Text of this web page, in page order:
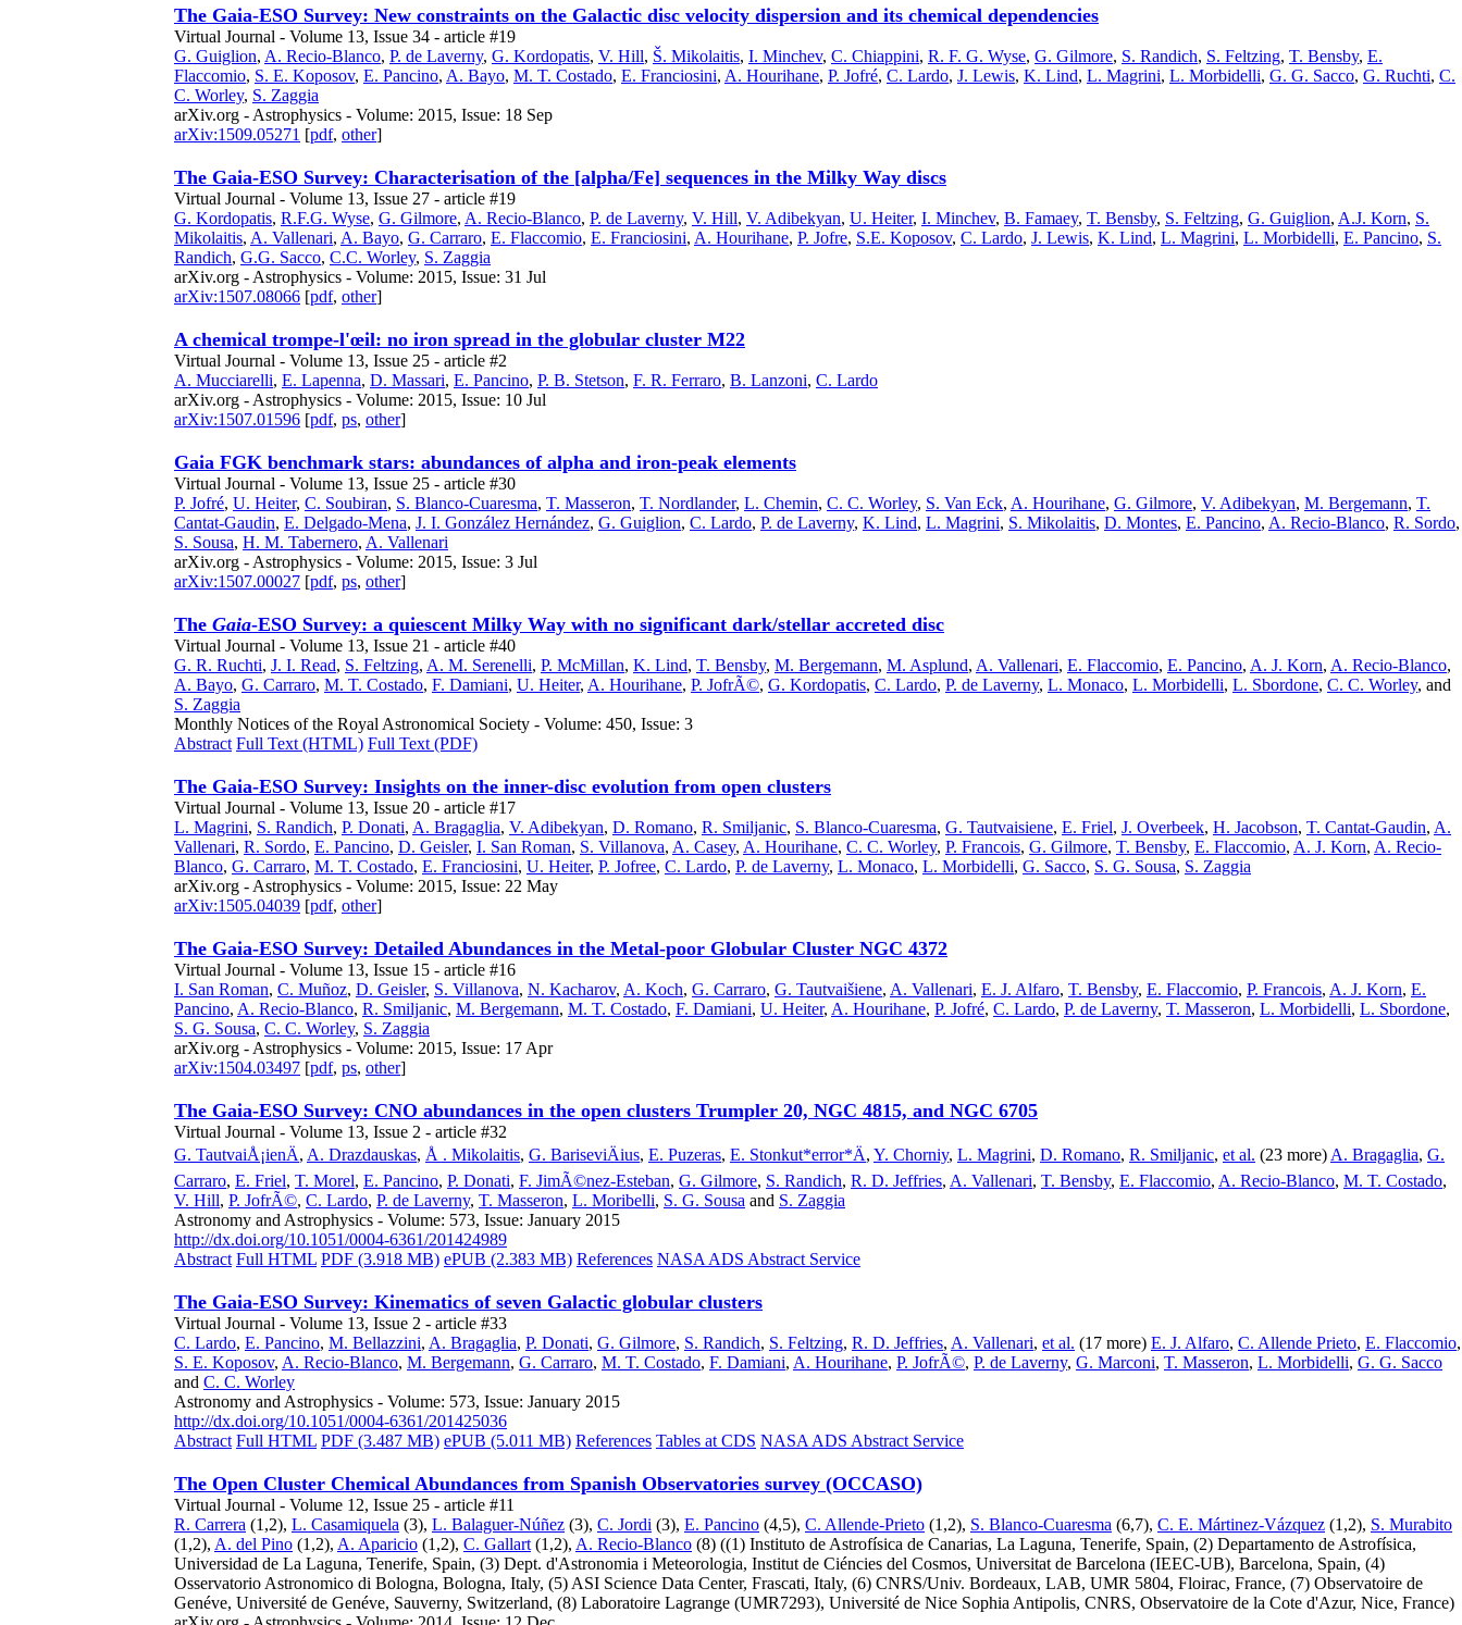
The Gaia-ESO Survey: New constraints on the Galactic disc velocity dispersion and its chemical dependencies
Virtual Journal - Volume 13, Issue 34 - article #19
G. Guiglion, A. Recio-Blanco, P. de Laverny, G. Kordopatis, V. Hill, Š. Mikolaitis, I. Minchev, C. Chiappini, R. F. G. Wyse, G. Gilmore, S. Randich, S. Feltzing, T. Bensby, E.
Flaccomio, S. E. Koposov, E. Pancino, A. Bayo, M. T. Costado, E. Franciosini, A. Hourihane, P. Jofré, C. Lardo, J. Lewis, K. Lind, L. Magrini, L. Morbidelli, G. G. Sacco, G. Ruchti, C.
C. Worley, S. Zaggia
arXiv.org - Astrophysics - Volume: 2015, Issue: 18 Sep
arXiv:1509.05271 [pdf, other]
The Gaia-ESO Survey: Characterisation of the [alpha/Fe] sequences in the Milky Way discs
Virtual Journal - Volume 13, Issue 27 - article #19
G. Kordopatis, R.F.G. Wyse, G. Gilmore, A. Recio-Blanco, P. de Laverny, V. Hill, V. Adibekyan, U. Heiter, I. Minchev, B. Famaey, T. Bensby, S. Feltzing, G. Guiglion, A.J. Korn, S.
Mikolaitis, A. Vallenari, A. Bayo, G. Carraro, E. Flaccomio, E. Franciosini, A. Hourihane, P. Jofre, S.E. Koposov, C. Lardo, J. Lewis, K. Lind, L. Magrini, L. Morbidelli, E. Pancino, S.
Randich, G.G. Sacco, C.C. Worley, S. Zaggia
arXiv.org - Astrophysics - Volume: 2015, Issue: 31 Jul
arXiv:1507.08066 [pdf, other]
A chemical trompe-l'œil: no iron spread in the globular cluster M22
Virtual Journal - Volume 13, Issue 25 - article #2
A. Mucciarelli, E. Lapenna, D. Massari, E. Pancino, P. B. Stetson, F. R. Ferraro, B. Lanzoni, C. Lardo
arXiv.org - Astrophysics - Volume: 2015, Issue: 10 Jul
arXiv:1507.01596 [pdf, ps, other]
Gaia FGK benchmark stars: abundances of alpha and iron-peak elements
Virtual Journal - Volume 13, Issue 25 - article #30
P. Jofré, U. Heiter, C. Soubiran, S. Blanco-Cuaresma, T. Masseron, T. Nordlander, L. Chemin, C. C. Worley, S. Van Eck, A. Hourihane, G. Gilmore, V. Adibekyan, M. Bergemann, T.
Cantat-Gaudin, E. Delgado-Mena, J. I. González Hernández, G. Guiglion, C. Lardo, P. de Laverny, K. Lind, L. Magrini, S. Mikolaitis, D. Montes, E. Pancino, A. Recio-Blanco, R. Sordo,
S. Sousa, H. M. Tabernero, A. Vallenari
arXiv.org - Astrophysics - Volume: 2015, Issue: 3 Jul
arXiv:1507.00027 [pdf, ps, other]
The Gaia-ESO Survey: a quiescent Milky Way with no significant dark/stellar accreted disc
Virtual Journal - Volume 13, Issue 21 - article #40
G. R. Ruchti, J. I. Read, S. Feltzing, A. M. Serenelli, P. McMillan, K. Lind, T. Bensby, M. Bergemann, M. Asplund, A. Vallenari, E. Flaccomio, E. Pancino, A. J. Korn, A. Recio-Blanco,
A. Bayo, G. Carraro, M. T. Costado, F. Damiani, U. Heiter, A. Hourihane, P. JofrÃ©, G. Kordopatis, C. Lardo, P. de Laverny, L. Monaco, L. Morbidelli, L. Sbordone, C. C. Worley, and
S. Zaggia
Monthly Notices of the Royal Astronomical Society - Volume: 450, Issue: 3
Abstract Full Text (HTML) Full Text (PDF)
The Gaia-ESO Survey: Insights on the inner-disc evolution from open clusters
Virtual Journal - Volume 13, Issue 20 - article #17
L. Magrini, S. Randich, P. Donati, A. Bragaglia, V. Adibekyan, D. Romano, R. Smiljanic, S. Blanco-Cuaresma, G. Tautvaisiene, E. Friel, J. Overbeek, H. Jacobson, T. Cantat-Gaudin, A.
Vallenari, R. Sordo, E. Pancino, D. Geisler, I. San Roman, S. Villanova, A. Casey, A. Hourihane, C. C. Worley, P. Francois, G. Gilmore, T. Bensby, E. Flaccomio, A. J. Korn, A. Recio-
Blanco, G. Carraro, M. T. Costado, E. Franciosini, U. Heiter, P. Jofree, C. Lardo, P. de Laverny, L. Monaco, L. Morbidelli, G. Sacco, S. G. Sousa, S. Zaggia
arXiv.org - Astrophysics - Volume: 2015, Issue: 22 May
arXiv:1505.04039 [pdf, other]
The Gaia-ESO Survey: Detailed Abundances in the Metal-poor Globular Cluster NGC 4372
Virtual Journal - Volume 13, Issue 15 - article #16
I. San Roman, C. Muñoz, D. Geisler, S. Villanova, N. Kacharov, A. Koch, G. Carraro, G. Tautvaišiene, A. Vallenari, E. J. Alfaro, T. Bensby, E. Flaccomio, P. Francois, A. J. Korn, E.
Pancino, A. Recio-Blanco, R. Smiljanic, M. Bergemann, M. T. Costado, F. Damiani, U. Heiter, A. Hourihane, P. Jofré, C. Lardo, P. de Laverny, T. Masseron, L. Morbidelli, L. Sbordone,
S. G. Sousa, C. C. Worley, S. Zaggia
arXiv.org - Astrophysics - Volume: 2015, Issue: 17 Apr
arXiv:1504.03497 [pdf, ps, other]
The Gaia-ESO Survey: CNO abundances in the open clusters Trumpler 20, NGC 4815, and NGC 6705
Virtual Journal - Volume 13, Issue 2 - article #32
G. TautvaiÅ¡ienÄ, A. Drazdauskas, Å . Mikolaitis, G. BariseviÄius, E. Puzeras, E. Stonkut*error*Ä, Y. Chorniy, L. Magrini, D. Romano, R. Smiljanic, et al. (23 more) A. Bragaglia, G.
Carraro, E. Friel, T. Morel, E. Pancino, P. Donati, F. JimÃ©nez-Esteban, G. Gilmore, S. Randich, R. D. Jeffries, A. Vallenari, T. Bensby, E. Flaccomio, A. Recio-Blanco, M. T. Costado,
V. Hill, P. JofrÃ©, C. Lardo, P. de Laverny, T. Masseron, L. Moribelli, S. G. Sousa and S. Zaggia
Astronomy and Astrophysics - Volume: 573, Issue: January 2015
http://dx.doi.org/10.1051/0004-6361/201424989
Abstract Full HTML PDF (3.918 MB) ePUB (2.383 MB) References NASA ADS Abstract Service
The Gaia-ESO Survey: Kinematics of seven Galactic globular clusters
Virtual Journal - Volume 13, Issue 2 - article #33
C. Lardo, E. Pancino, M. Bellazzini, A. Bragaglia, P. Donati, G. Gilmore, S. Randich, S. Feltzing, R. D. Jeffries, A. Vallenari, et al. (17 more) E. J. Alfaro, C. Allende Prieto, E. Flaccomio,
S. E. Koposov, A. Recio-Blanco, M. Bergemann, G. Carraro, M. T. Costado, F. Damiani, A. Hourihane, P. JofrÃ©, P. de Laverny, G. Marconi, T. Masseron, L. Morbidelli, G. G. Sacco
and C. C. Worley
Astronomy and Astrophysics - Volume: 573, Issue: January 2015
http://dx.doi.org/10.1051/0004-6361/201425036
Abstract Full HTML PDF (3.487 MB) ePUB (5.011 MB) References Tables at CDS NASA ADS Abstract Service
The Open Cluster Chemical Abundances from Spanish Observatories survey (OCCASO)
Virtual Journal - Volume 12, Issue 25 - article #11
R. Carrera (1,2), L. Casamiquela (3), L. Balaguer-Núñez (3), C. Jordi (3), E. Pancino (4,5), C. Allende-Prieto (1,2), S. Blanco-Cuaresma (6,7), C. E. Mártinez-Vázquez (1,2), S. Murabito
(1,2), A. del Pino (1,2), A. Aparicio (1,2), C. Gallart (1,2), A. Recio-Blanco (8) ((1) Instituto de Astrofísica de Canarias, La Laguna, Tenerife, Spain, (2) Departamento de Astrofísica,
Universidad de La Laguna, Tenerife, Spain, (3) Dept. d'Astronomia i Meteorologia, Institut de Ciéncies del Cosmos, Universitat de Barcelona (IEEC-UB), Barcelona, Spain, (4)
Osservatorio Astronomico di Bologna, Bologna, Italy, (5) ASI Science Data Center, Frascati, Italy, (6) CNRS/Univ. Bordeaux, LAB, UMR 5804, Floirac, France, (7) Observatoire de
Genéve, Université de Genéve, Sauverny, Switzerland, (8) Laboratoire Lagrange (UMR7293), Université de Nice Sophia Antipolis, CNRS, Observatoire de la Cote d'Azur, Nice, France)